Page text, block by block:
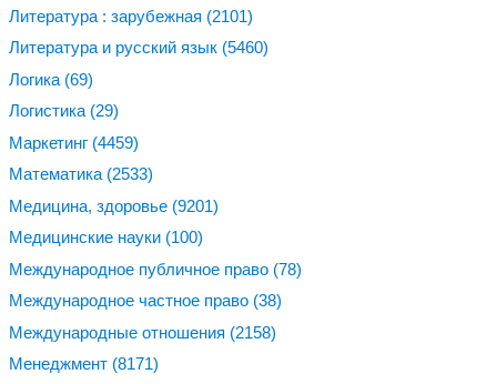
Литература : зарубежная (2101)
Литература и русский язык (5460)
Логика (69)
Логистика (29)
Маркетинг (4459)
Математика (2533)
Медицина, здоровье (9201)
Медицинские науки (100)
Международное публичное право (78)
Международное частное право (38)
Международные отношения (2158)
Менеджмент (8171)